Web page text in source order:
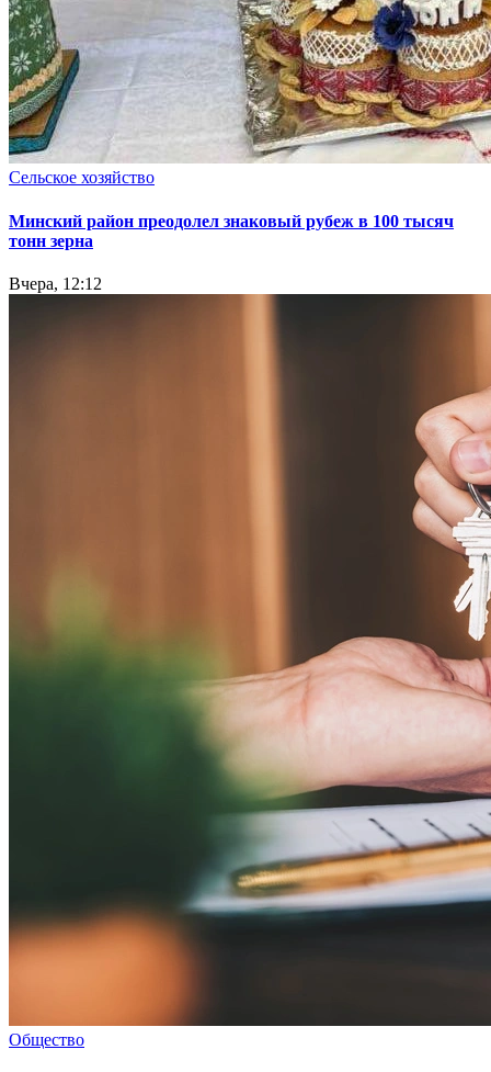
Сельское хозяйство
Минский район преодолел знаковый рубеж в 100 тысяч
тонн зерна
Вчера, 12:12
Общество